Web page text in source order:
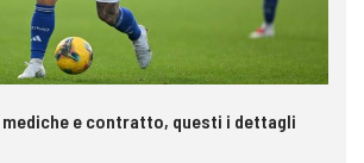
e contratto, questi i dettagli